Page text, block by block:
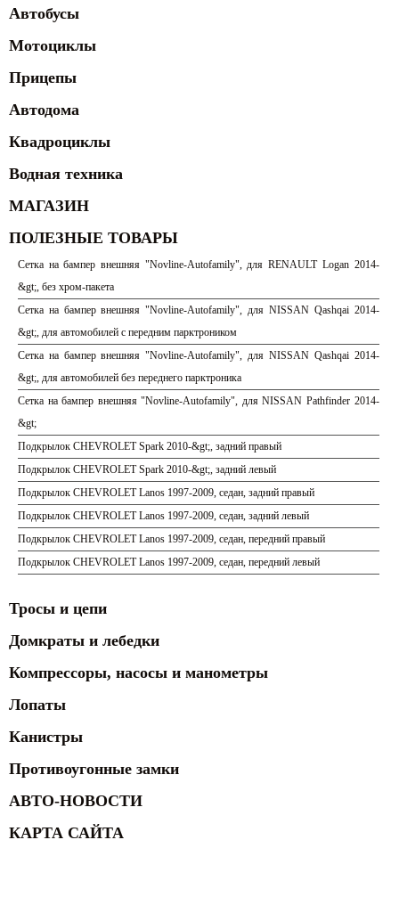
Автобусы
Мотоциклы
Прицепы
Автодома
Квадроциклы
Водная техника
МАГАЗИН
ПОЛЕЗНЫЕ ТОВАРЫ
Сетка на бампер внешняя "Novline-Autofamily", для RENAULT Logan 2014-
&gt;, без хром-пакета
Сетка на бампер внешняя "Novline-Autofamily", для NISSAN Qashqai 2014-
&gt;, для автомобилей с передним парктроником
Сетка на бампер внешняя "Novline-Autofamily", для NISSAN Qashqai 2014-
&gt;, для автомобилей без переднего парктроника
Сетка на бампер внешняя "Novline-Autofamily", для NISSAN Pathfinder 2014-
&gt;
Подкрылок CHEVROLET Spark 2010-&gt;, задний правый
Подкрылок CHEVROLET Spark 2010-&gt;, задний левый
Подкрылок CHEVROLET Lanos 1997-2009, седан, задний правый
Подкрылок CHEVROLET Lanos 1997-2009, седан, задний левый
Подкрылок CHEVROLET Lanos 1997-2009, седан, передний правый
Подкрылок CHEVROLET Lanos 1997-2009, седан, передний левый
Тросы и цепи
Домкраты и лебедки
Компрессоры, насосы и манометры
Лопаты
Канистры
Противоугонные замки
АВТО-НОВОСТИ
КАРТА САЙТА